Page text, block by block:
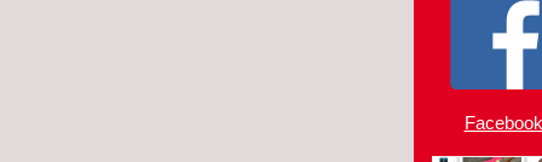
Facebook